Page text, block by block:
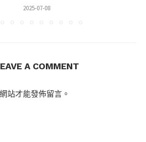
2025-07-08
A COMMENT
網站才能發佈留言。